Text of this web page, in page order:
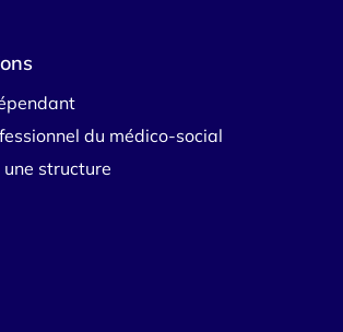
du médico-social
une structure